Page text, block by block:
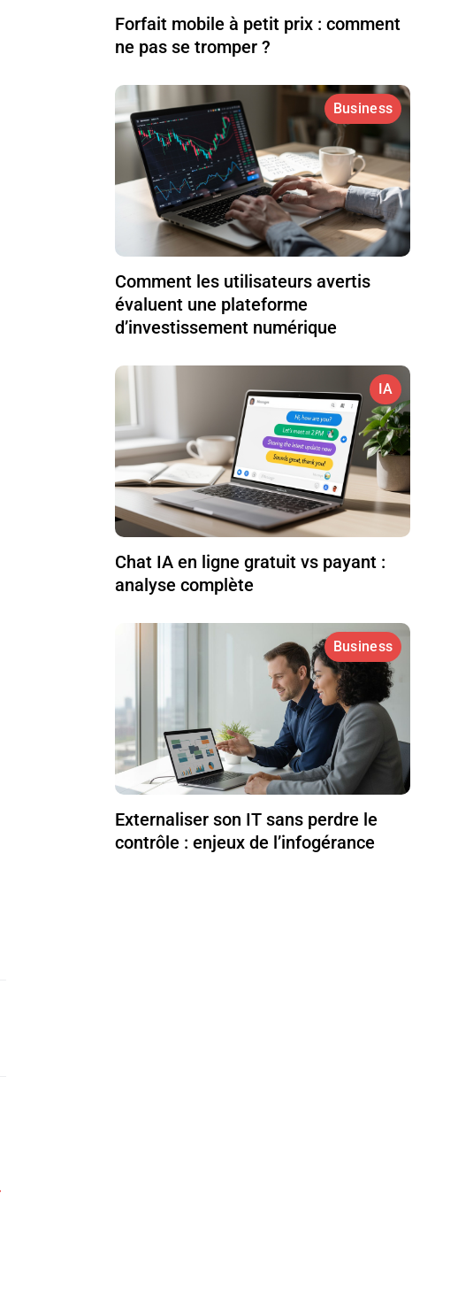
Forfait mobile à petit prix : comment
ne pas se tromper ?
Business
Comment les utilisateurs avertis
évaluent une plateforme
d’investissement numérique
IA
Chat IA en ligne gratuit vs payant :
analyse complète
Business
Externaliser son IT sans perdre le
contrôle : enjeux de l’infogérance